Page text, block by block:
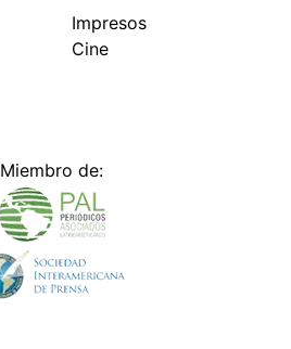
Impresos
Cine
Miembro de: